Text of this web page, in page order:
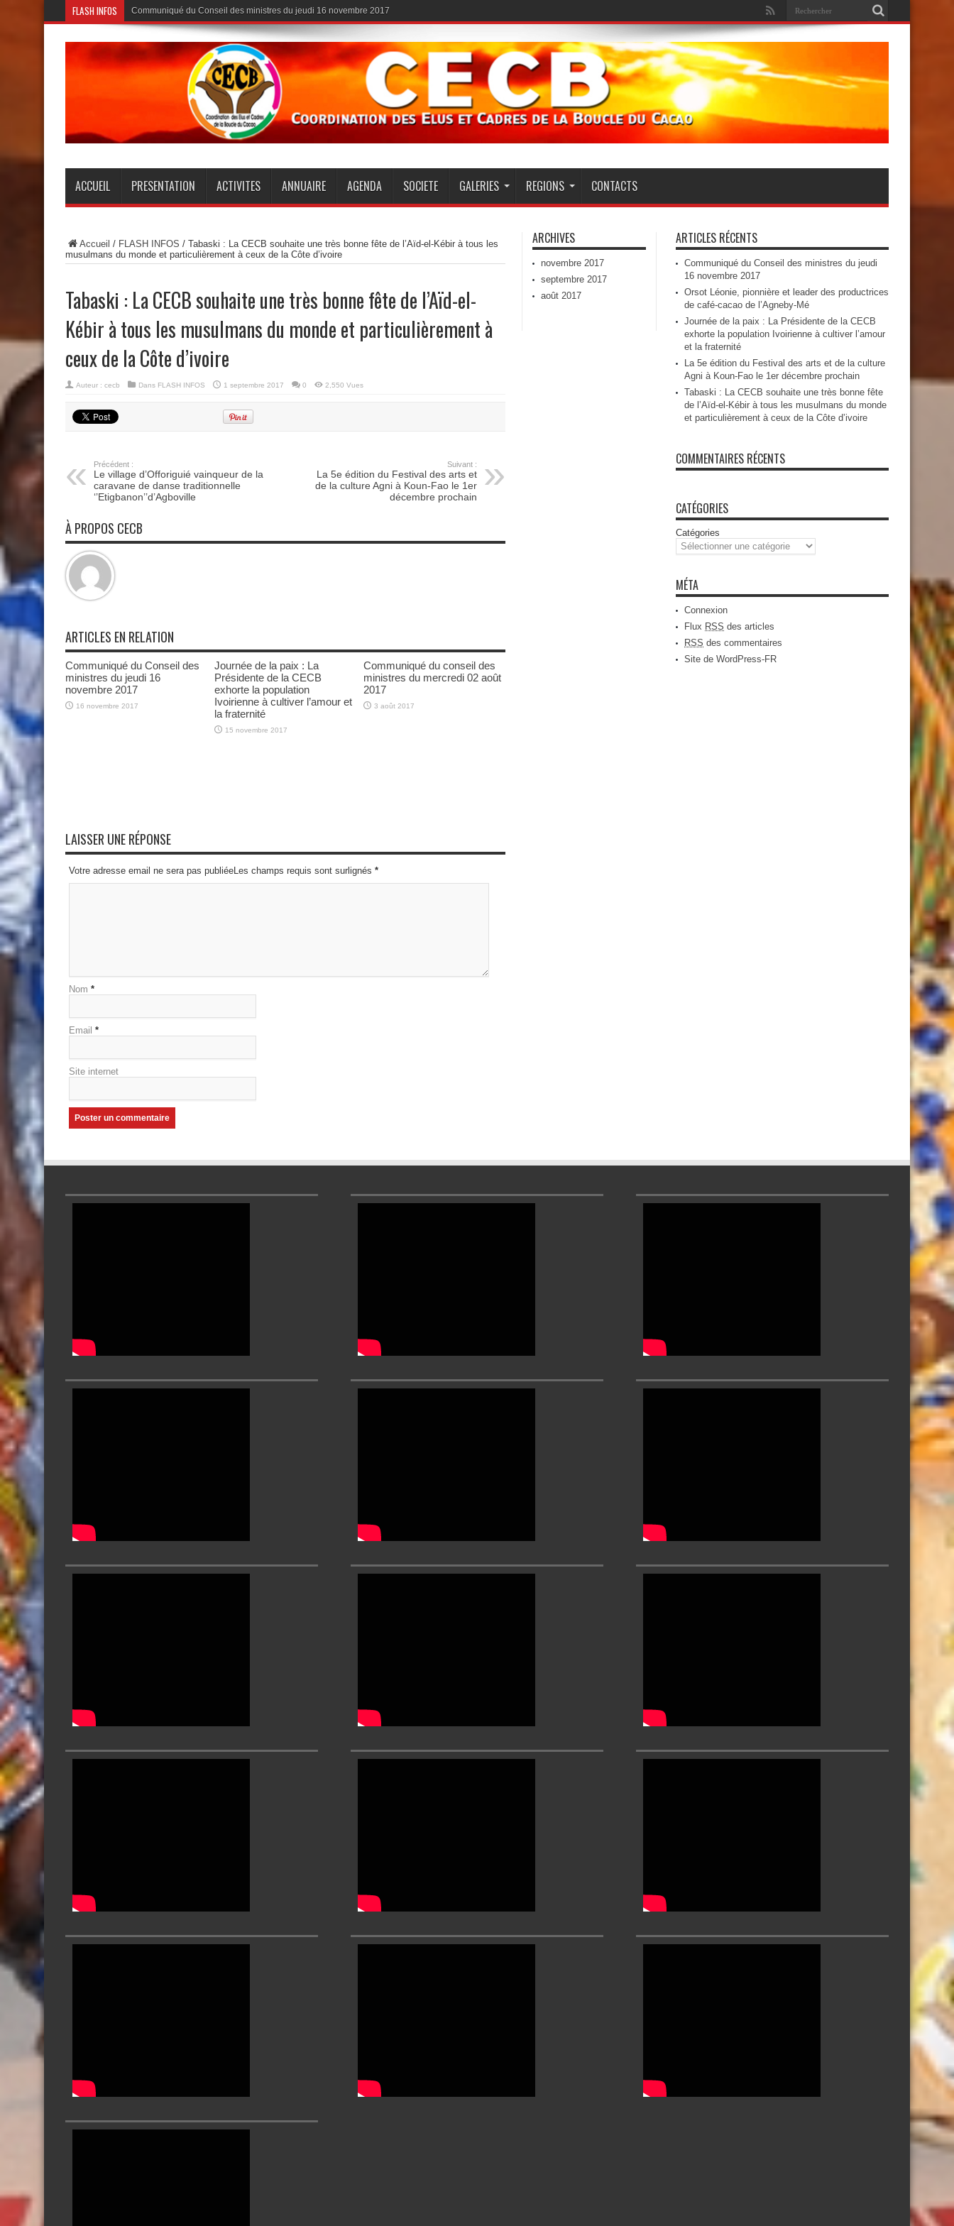
FLASH INFOS Communiqué du Conseil des ministres du jeudi 16 novembre 2017
ACCUEIL PRESENTATION ACTIVITES ANNUAIRE AGENDA SOCIETE GALERIES REGIONS CONTACTS
Accueil / FLASH INFOS / Tabaski : La CECB souhaite une très bonne fête de l’Aïd-el-Kébir à tous les
musulmans du monde et particulièrement à ceux de la Côte d’ivoire
Tabaski : La CECB souhaite une très bonne fête de l’Aïd-el-
Kébir à tous les musulmans du monde et particulièrement à
ceux de la Côte d’ivoire
Auteur : cecb Dans FLASH INFOS 1 septembre 2017 0 2,550 Vues
Précédent :
Le village d’Offoriguié vainqueur de la
caravane de danse traditionnelle
‘’Etigbanon’’d’Agboville
Suivant :
La 5e édition du Festival des arts et
de la culture Agni à Koun-Fao le 1er
décembre prochain
À PROPOS CECB
ARTICLES EN RELATION
Communiqué du Conseil des
ministres du jeudi 16
novembre 2017
16 novembre 2017
Journée de la paix : La
Présidente de la CECB
exhorte la population
Ivoirienne à cultiver l’amour et
la fraternité
15 novembre 2017
Communiqué du conseil des
ministres du mercredi 02 août
2017
3 août 2017
LAISSER UNE RÉPONSE
Votre adresse email ne sera pas publiéeLes champs requis sont surlignés *
Nom *
Email *
Site internet
ARCHIVES
novembre 2017
septembre 2017
août 2017
ARTICLES RÉCENTS
Communiqué du Conseil des ministres du jeudi
16 novembre 2017
Orsot Léonie, pionnière et leader des productrices
de café-cacao de l’Agneby-Mé
Journée de la paix : La Présidente de la CECB
exhorte la population Ivoirienne à cultiver l’amour
et la fraternité
La 5e édition du Festival des arts et de la culture
Agni à Koun-Fao le 1er décembre prochain
Tabaski : La CECB souhaite une très bonne fête
de l’Aïd-el-Kébir à tous les musulmans du monde
et particulièrement à ceux de la Côte d’ivoire
COMMENTAIRES RÉCENTS
CATÉGORIES
Catégories
MÉTA
Connexion
Flux RSS des articles
RSS des commentaires
Site de WordPress-FR